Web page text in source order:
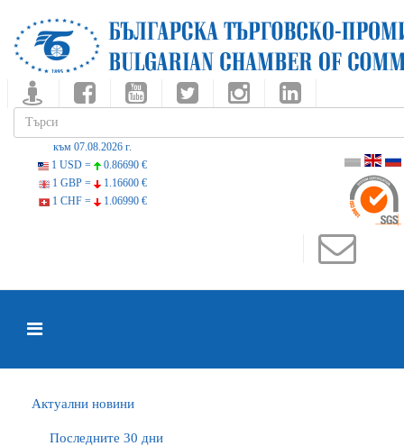
към 07.08.2026 г.
1 USD =
0.86690 €
1 GBP =
1.16600 €
1 CHF =
1.06990 €
Актуални новини
Последните 30 дни